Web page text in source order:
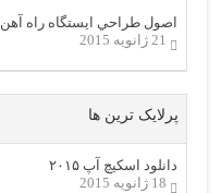
اصول طراحي ایستگاه راه آهن
21 ژانویه 2015
پرلایک ترین ها
دانلود اسکیچ آپ ۲۰۱۵
18 ژانویه 2015